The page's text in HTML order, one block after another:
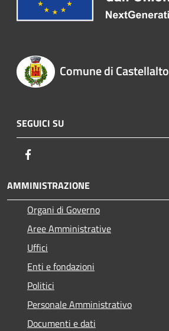
Comune di Castellalto
SEGUICI SU
AMMINISTRAZIONE
Organi di Governo
Aree Amministrative
Uffici
Enti e fondazioni
Politici
Personale Amministrativo
Documenti e dati